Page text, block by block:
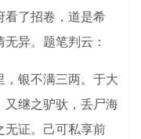
看了招卷，道是希
异。题笔判云：
银不满三两。于大
又继之驴驮，丢尸海
无证。己可私享前